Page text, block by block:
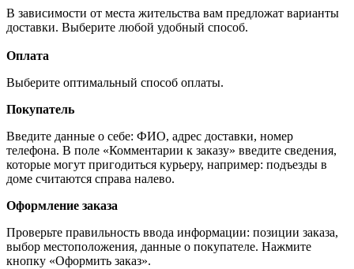
В зависимости от места жительства вам предложат варианты
доставки. Выберите любой удобный способ.
Оплата
Выберите оптимальный способ оплаты.
Покупатель
Введите данные о себе: ФИО, адрес доставки, номер
телефона. В поле «Комментарии к заказу» введите сведения,
которые могут пригодиться курьеру, например: подъезды в
доме считаются справа налево.
Оформление заказа
Проверьте правильность ввода информации: позиции заказа,
выбор местоположения, данные о покупателе. Нажмите
кнопку «Оформить заказ».